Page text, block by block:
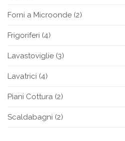
Forni a Microonde (2)
Frigoriferi (4)
Lavastoviglie (3)
Lavatrici (4)
Piani Cottura (2)
Scaldabagni (2)